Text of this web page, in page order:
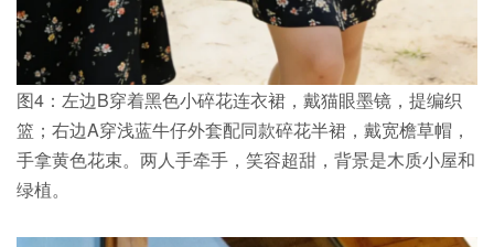
图4：左边B穿着黑色小碎花连衣裙，戴猫眼墨镜，提编织
篮；右边A穿浅蓝牛仔外套配同款碎花半裙，戴宽檐草帽，
手拿黄色花束。两人手牵手，笑容超甜，背景是木质小屋和
绿植。